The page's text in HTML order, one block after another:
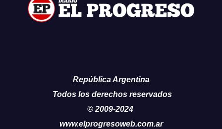
República Argentina
Todos los derechos reservados
© 2009-2024
www.elprogresoweb.com.ar